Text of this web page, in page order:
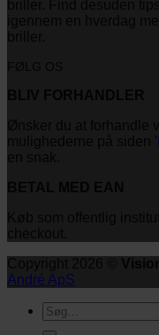
André ApS
Søg
efter: